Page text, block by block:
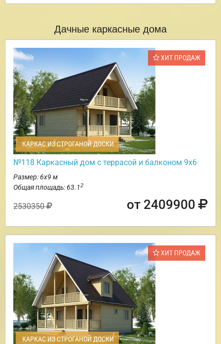
Дачные каркасные дома
ХИТ ПРОДАЖ
КАРКАС ИЗ СТРОГАНОЙ ДОСКИ
№118 Каркасный дом с террасой и балконом 9х6
Размер: 6х9 м
Общая площадь: 63.12
2530350 от 2409900
ХИТ ПРОДАЖ
КАРКАС ИЗ СТРОГАНОЙ ДОСКИ